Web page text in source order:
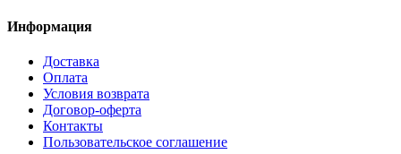
Информация
Доставка
Оплата
Условия возврата
Договор-оферта
Контакты
Пользовательское соглашение